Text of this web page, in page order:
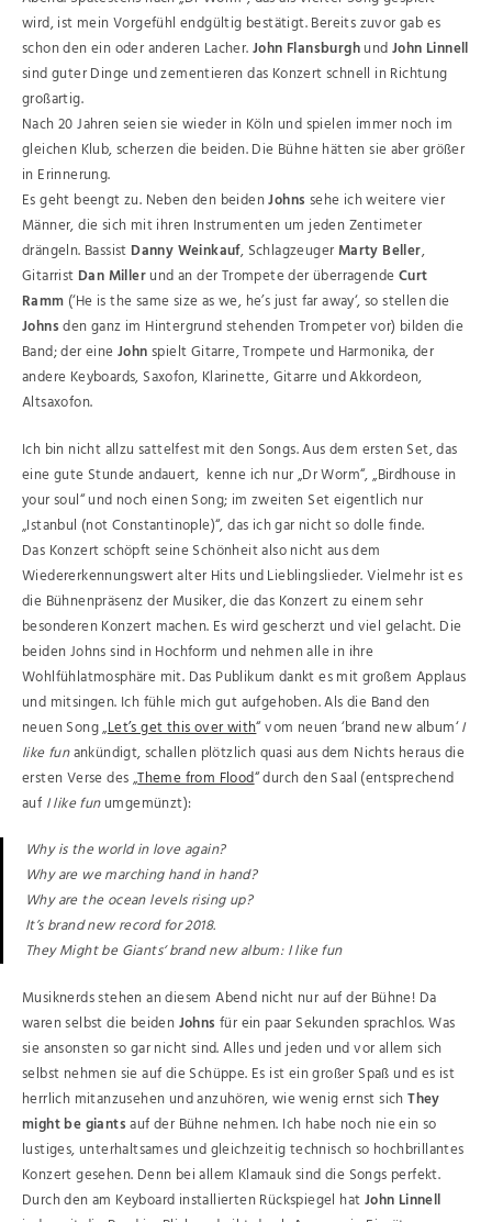
wird, ist mein Vorgefühl endgültig bestätigt. Bereits zuvor gab es
schon den ein oder anderen Lacher.John FlansburghundJohn Linnell
sind guter Dinge und zementieren das Konzert schnell in Richtung
großartig.
Nach 20 Jahren seien sie wieder in Köln und spielen immer noch im
gleichen Klub, scherzen die beiden. Die Bühne hätten sie aber größer
in Erinnerung.
Es geht beengt zu. Neben den beidenJohns sehe ich weitere vier
Männer, die sich mit ihren Instrumenten um jeden Zentimeter
drängeln. Bassist Danny Weinkauf, SchlagzeugerMarty Beller,
Gitarrist Dan Millerund an der Trompete der überragendeCurt
Ramm (‘He is the same size as we, he’s just far away‘, so stellen die
Johnsden ganz im Hintergrund stehenden Trompeter vor) bilden die
Band; der eineJohnspielt Gitarre, Trompete und Harmonika, der
andere Keyboards, Saxofon, Klarinette, Gitarre und Akkordeon,
Altsaxofon.
Ich bin nicht allzu sattelfest mit den Songs. Aus dem ersten Set, das
eine gute Stunde andauert, kenne ich nur „Dr Worm“, „Birdhouse in
your soul“ und noch einen Song; im zweiten Set eigentlich nur
„Istanbul (not Constantinople)“, das ich gar nicht so dolle finde.
Das Konzert schöpft seine Schönheit also nicht aus dem
Wiedererkennungswert alter Hits und Lieblingslieder. Vielmehr ist es
die Bühnenpräsenz der Musiker, die das Konzert zu einem sehr
besonderen Konzert machen. Es wird gescherzt und viel gelacht. Die
beiden Johns sind in Hochform und nehmen alle in ihre
Wohlfühlatmosphäre mit. Das Publikum dankt es mit großem Applaus
und mitsingen. Ich fühle mich gut aufgehoben. Als die Band den
neuen Song „Let’s get this over with“ vom neuen ‘brand new album‘I
like funankündigt, schallen plötzlich quasi aus dem Nichts heraus die
ersten Verse des „Theme from Flood“ durch den Saal (entsprechend
auf I like funumgemünzt):
Why is the world in love again?
Why are we marching hand in hand?
Why are the ocean levels rising up?
It’s brand new record for 2018.
They Might be Giants‘ brand new album: I like fun
Musiknerds stehen an diesem Abend nicht nur auf der Bühne! Da
waren selbst die beidenJohns für ein paar Sekunden sprachlos. Was
sie ansonsten so gar nicht sind. Alles und jeden und vor allem sich
selbst nehmen sie auf die Schüppe. Es ist ein großer Spaß und es ist
herrlich mitanzusehen und anzuhören, wie wenig ernst sichThey
might be giantsauf der Bühne nehmen. Ich habe noch nie ein so
lustiges, unterhaltsames und gleichzeitig technisch so hochbrillantes
Konzert gesehen. Denn bei allem Klamauk sind die Songs perfekt.
Durch den am Keyboard installierten Rückspiegel hatJohn Linnell